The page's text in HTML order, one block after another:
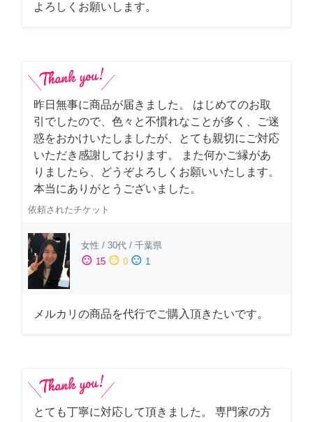
よろしくお願いします。
昨日無事に商品が届きました。 はじめてのお取
引でしたので、色々と不慣れなことが多く、ご迷
惑をおかけいたしましたが、とても親切にご対応
いただき感謝しております。 また何かご縁があ
りましたら、どうぞよろしくお願いいたします。
本当にありがとうございました。
依頼されたチケット
女性 / 30代 / 千葉県
sentiment_satisfied 15 sentiment_neutral 0 sentiment_dissatisfied 1
メルカリの商品を代行でご購入頂きたいです。
とても丁寧に対応して頂きました。 専門家の方